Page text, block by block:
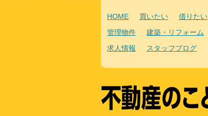
HOME 買いたい 借りたい
管理物件 建築・リフォーム
求人情報 スタッフブログ